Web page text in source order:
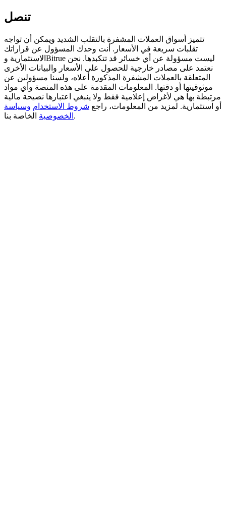
Share 500000 CASHCAT prize pool
Exclusive for BitMart Users
Register & Trade to Win 500,000 USDT
تنصل
تتميز أسواق العملات المشفرة بالتقلب الشديد ويمكن أن تواجه
تقلبات سريعة في الأسعار. أنت وحدك المسؤول عن قراراتك
الاستثمارية وBitrue ليست مسؤولة عن أي خسائر قد تتكبدها. نحن
نعتمد على مصادر خارجية للحصول على الأسعار والبيانات الأخرى
المتعلقة بالعملات المشفرة المذكورة أعلاه، ولسنا مسؤولين عن
موثوقيتها أو دقتها. المعلومات المقدمة على هذه المنصة وأي مواد
مرتبطة بها هي لأغراض إعلامية فقط ولا ينبغي اعتبارها نصيحة مالية
أو استثمارية. لمزيد من المعلومات، راجع شروط الاستخدام وسياسة
الخصوصية الخاصة بنا.